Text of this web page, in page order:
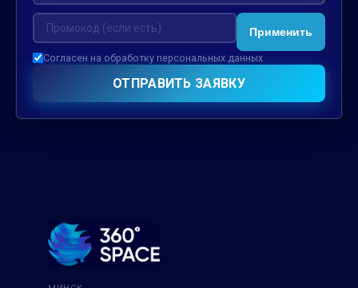
Применить
Согласен на обработку персональных данных
ОТПРАВИТЬ ЗАЯВКУ